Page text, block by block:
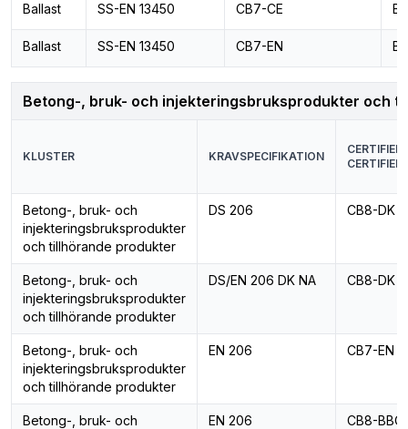
Ballast SS-EN 13450 CB7-CE
Ballast SS-EN 13450 CB7-EN
Betong-, bruk- och injekteringsbruksprodukter och
KLUSTER KRAVSPECIFIKATION
Betong-, bruk- och
injekteringsbruksprodukter
och tillhörande produkter
DS 206 CB8-DK
Betong-, bruk- och
injekteringsbruksprodukter
och tillhörande produkter
DS/EN 206 DK NA CB8-DK
Betong-, bruk- och
injekteringsbruksprodukter
och tillhörande produkter
EN 206 CB7-EN
Betong-, bruk- och
EN 206 CB8-BBC